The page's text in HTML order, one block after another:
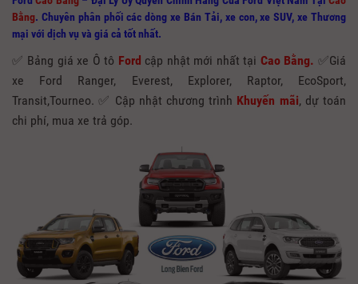
Bằng. Chuyên phân phối các dòng xe Bán Tải, xe con, xe SUV, xe Thương
mại với dịch vụ và giá cả tốt nhất.
✅ Bảng giá xe Ô tô Ford cập nhật mới nhất tại Cao Bằng. ✅Giá
xe Ford Ranger, Everest, Explorer, Raptor, EcoSport,
Transit,Tourneo. ✅ Cập nhật chương trình Khuyến mãi, dự toán
chi phí, mua xe trả góp.